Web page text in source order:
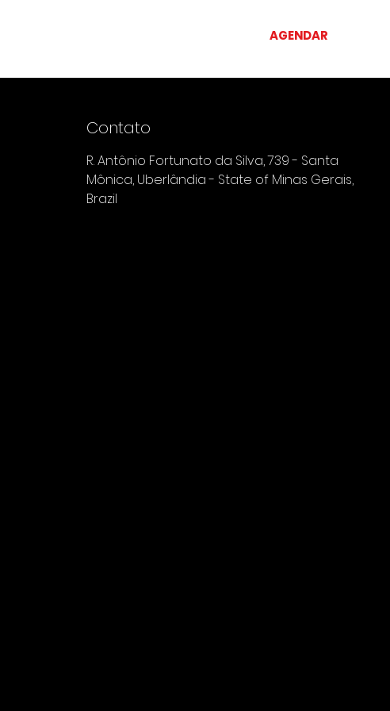
AGENDAR
Contato
R. Antônio Fortunato da Silva, 739 - Santa
Mônica, Uberlândia - State of Minas Gerais,
Brazil